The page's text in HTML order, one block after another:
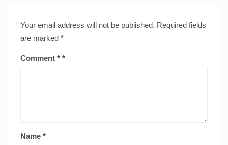
Your email address will not be published. Required fields
are marked *
Comment *
Name *